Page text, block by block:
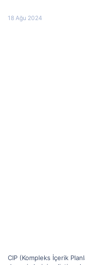
18 Ağu 2024
CIP (Kompleks İçerik